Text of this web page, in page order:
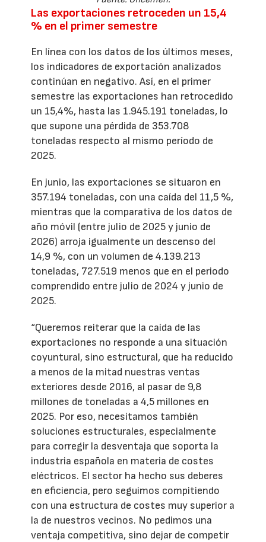
Las exportaciones retroceden un 15,4
% en el primer semestre
En línea con los datos de los últimos meses,
los indicadores de exportación analizados
continúan en negativo. Así, en el primer
semestre las exportaciones han retrocedido
un 15,4%, hasta las 1.945.191 toneladas, lo
que supone una pérdida de 353.708
toneladas respecto al mismo período de
2025.
En junio, las exportaciones se situaron en
357.194 toneladas, con una caída del 11,5 %,
mientras que la comparativa de los datos de
año móvil (entre julio de 2025 y junio de
2026) arroja igualmente un descenso del
14,9 %, con un volumen de 4.139.213
toneladas, 727.519 menos que en el periodo
comprendido entre julio de 2024 y junio de
2025.
“Queremos reiterar que la caída de las
exportaciones no responde a una situación
coyuntural, sino estructural, que ha reducido
a menos de la mitad nuestras ventas
exteriores desde 2016, al pasar de 9,8
millones de toneladas a 4,5 millones en
2025. Por eso, necesitamos también
soluciones estructurales, especialmente
para corregir la desventaja que soporta la
industria española en materia de costes
eléctricos. El sector ha hecho sus deberes
en eficiencia, pero seguimos compitiendo
con una estructura de costes muy superior a
la de nuestros vecinos. No pedimos una
ventaja competitiva, sino dejar de competir